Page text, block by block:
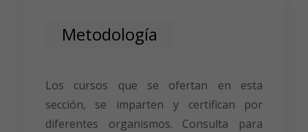
Metodología
Los cursos que se ofertan en esta
sección, se imparten y certifican por
diferentes organismos. Consulta para